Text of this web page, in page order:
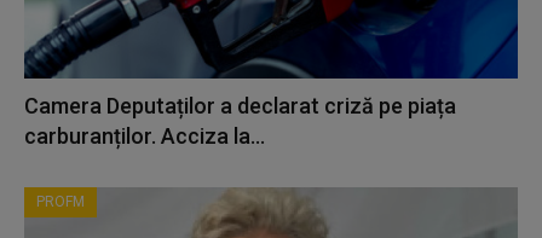
Camera Deputaților a declarat criză pe piața
carburanților. Acciza la...
PROFM